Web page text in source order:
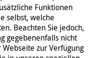
Funktionen
selbst, welche
Beachten Sie jedoch,
gegebenenfalls nicht
zur Verfügung